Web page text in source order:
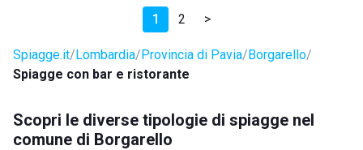
1 2 >
Spiagge.it Lombardia Provincia di Pavia Borgarello
Spiagge con bar e ristorante
Scopri le diverse tipologie di spiagge nel
comune di Borgarello